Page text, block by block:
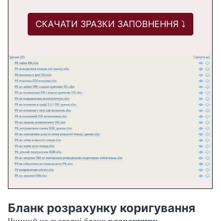
СКАЧАТИ ЗРАЗКИ ЗАПОВНЕННЯ ⤵️
Бланк розрахунку коригування